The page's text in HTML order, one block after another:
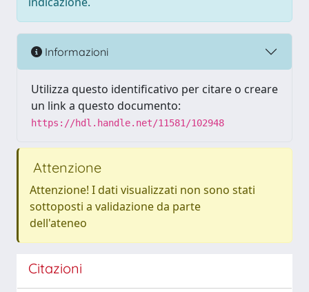
Informazioni
Utilizza questo identificativo per citare o creare
un link a questo documento:
https://hdl.handle.net/11581/102948
Attenzione
Attenzione! I dati visualizzati non sono stati
sottoposti a validazione da parte
dell'ateneo
Citazioni